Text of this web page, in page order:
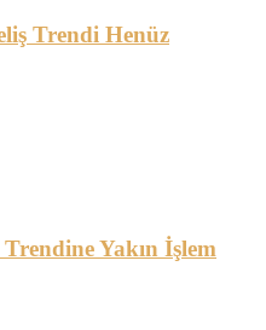
Trendi Henüz
Yakın İşlem